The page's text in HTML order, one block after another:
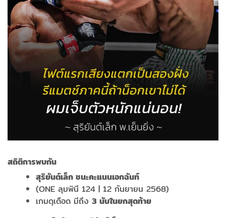
สถิติการพบกัน
สุริยันต์เล็ก ชนะคะแนนเอกฉันท์
(ONE ลุมพินี 124 | 12 กันยายน 2568)
เกมดุเดือด มีถึง 3 นับในยกสุดท้าย